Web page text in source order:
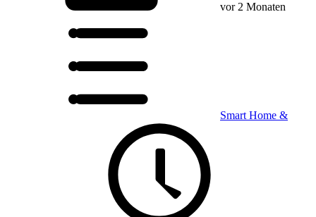
vor 2 Monaten
Smart Home &